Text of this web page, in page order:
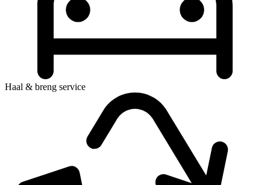
Haal & breng service